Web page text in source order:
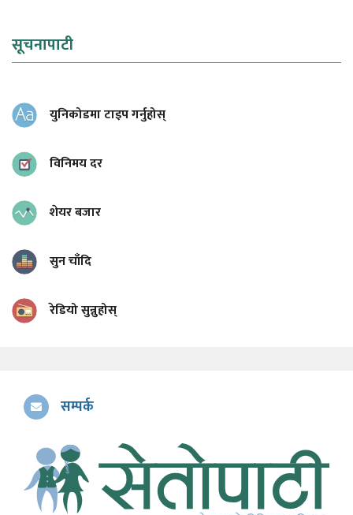
सूचनापाटी
युनिकोडमा टाइप गर्नुहोस्
विनिमय दर
शेयर बजार
सुन चाँदि
रेडियो सुन्नुहोस्
सम्पर्क